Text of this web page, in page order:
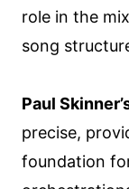
role in the
song
Paul
precise,
foundation